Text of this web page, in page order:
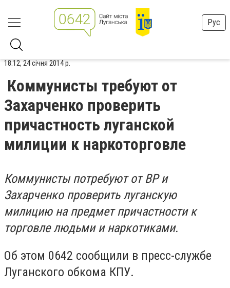
Рус
18:12, 24 січня 2014 р.
Коммунисты требуют от
Захарченко проверить
причастность луганской
милиции к наркоторговле
Коммунисты потребуют от ВР и
Захарченко проверить луганскую
милицию на предмет причастности к
торговле людьми и наркотиками.
Об этом 0642 сообщили в пресс-службе
Луганского обкома КПУ.